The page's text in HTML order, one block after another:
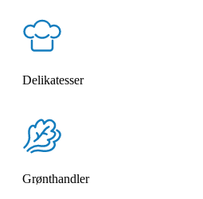
Delikatesser
Grønthandler